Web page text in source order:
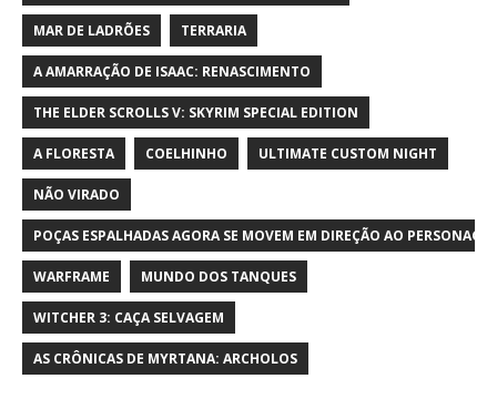
MAR DE LADRÕES TERRARIA
A AMARRAÇÃO DE ISAAC: RENASCIMENTO
THE ELDER SCROLLS V: SKYRIM SPECIAL EDITION
A FLORESTA COELHINHO ULTIMATE CUSTOM NIGHT
NÃO VIRADO
POÇAS ESPALHADAS AGORA SE MOVEM EM DIREÇÃO AO
WARFRAME MUNDO DOS TANQUES
WITCHER 3: CAÇA SELVAGEM
AS CRÔNICAS DE MYRTANA: ARCHOLOS